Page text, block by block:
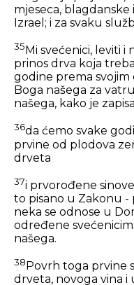
mjeseca, blagdanske
Izrael; i za svaku
35 Mi svećenici, leviti i
prinos drva koja
godine prema
Boga našega za
našega, kako je
36da ćemo svake
prvine od plodova
drveta
37i prvorođene
to pisano u Zakonu
neka se odnose u
određene
našega.
38 Povrh toga prvine
drveta, novoga vina i